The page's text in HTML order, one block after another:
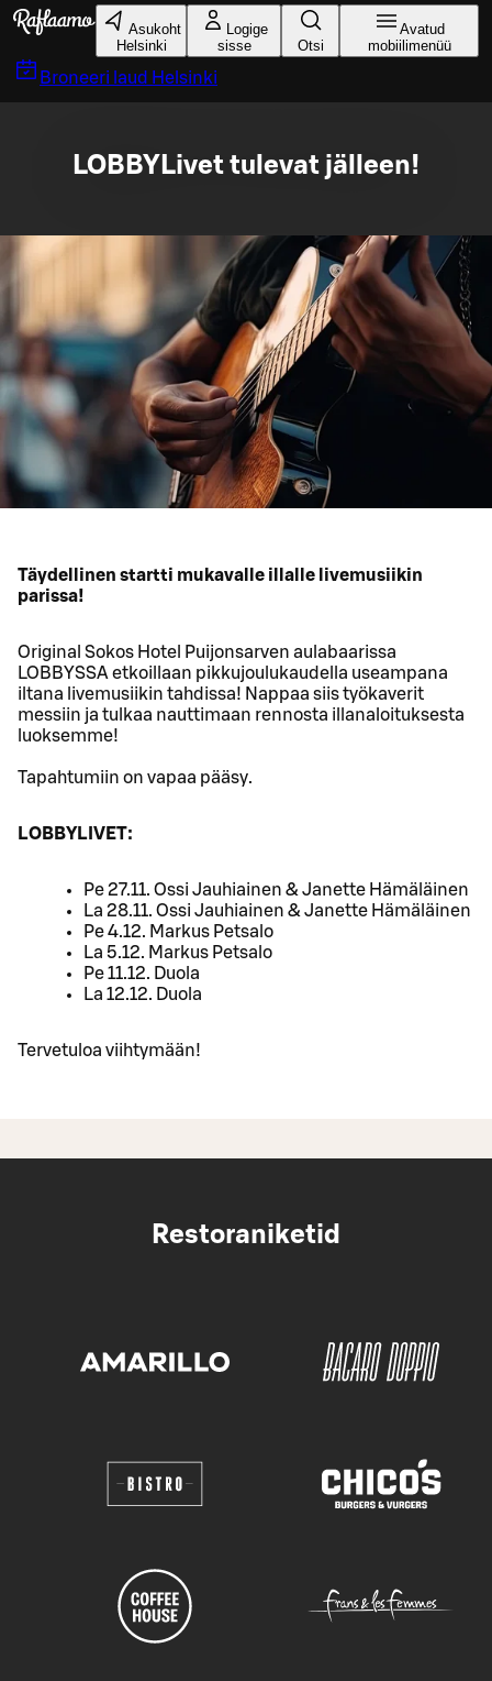
Liigu peamise sisu juurde
Asukoht
Helsinki
Logige
sisse
Otsi
Avatud
mobiilimenüü
Broneeri laud Helsinki
LOBBYLivet tulevat jälleen!
Täydellinen startti mukavalle illalle livemusiikin
parissa!
Original Sokos Hotel Puijonsarven aulabaarissa
LOBBYSSA etkoillaan pikkujoulukaudella useampana
iltana livemusiikin tahdissa! Nappaa siis työkaverit
messiin ja tulkaa nauttimaan rennosta illanaloituksesta
luoksemme!
Tapahtumiin on vapaa pääsy.
LOBBYLIVET:
Pe 27.11. Ossi Jauhiainen & Janette Hämäläinen
La 28.11. Ossi Jauhiainen & Janette Hämäläinen
Pe 4.12. Markus Petsalo
La 5.12. Markus Petsalo
Pe 11.12. Duola
La 12.12. Duola
Tervetuloa viihtymään!
Restoraniketid